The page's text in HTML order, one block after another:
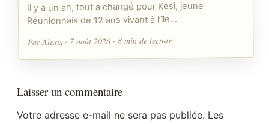
Il y a un an, tout a changé pour Kesi, jeune
Réunionnais de 12 ans vivant à l’île…
Par Alexis · 7 août 2026 · 8 min de lecture
Laisser un commentaire
Votre adresse e-mail ne sera pas publiée. Les